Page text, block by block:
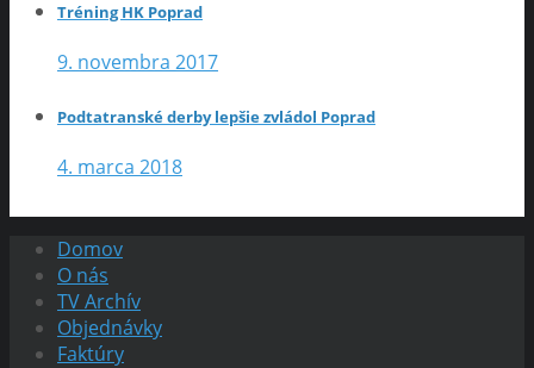
Tréning HK Poprad
9. novembra 2017
Podtatranské derby lepšie zvládol Poprad
4. marca 2018
Domov
O nás
TV Archív
Objednávky
Faktúry